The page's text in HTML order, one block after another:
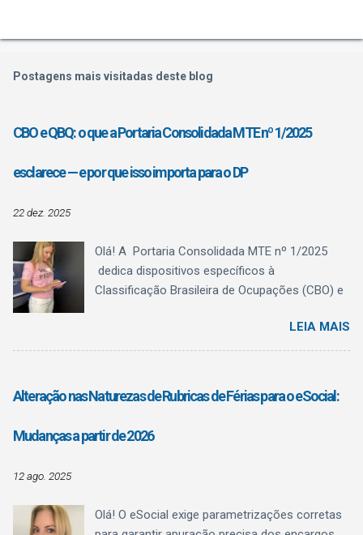
Postagens mais visitadas deste blog
CBO e QBQ: o que a Portaria Consolidada MTE nº 1/2025
esclarece — e por que isso importa para o DP
22 dez. 2025
Olá! A Portaria Consolidada MTE nº 1/2025
dedica dispositivos específicos à
Classificação Brasileira de Ocupações (CBO) e
trazendo algo fundamental para a rotina do
Departamento Pessoal: clareza conceitual . O
o que ela não é , e como o QBQ passa a
funcionar como referência estruturante de
qualificação , sem confundir registro
administrativo com regulamentação
LEIA MAIS
Alteração nas Naturezas de Rubricas de Férias para o eSocial:
Mudanças a partir de 2026
12 ago. 2025
Olá! O eSocial exige parametrizações corretas